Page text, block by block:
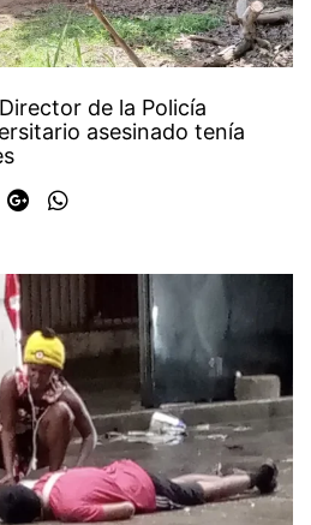
de la Policía
asesinado tenía